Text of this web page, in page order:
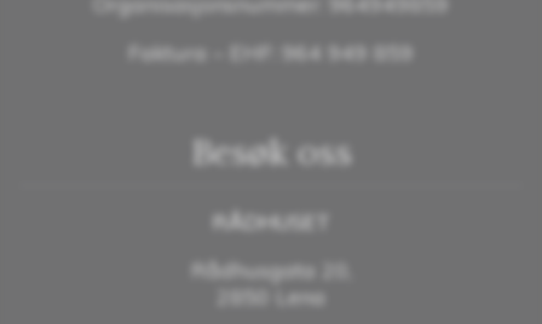
Faktura – EHF: 964 949 859
Besøk oss
RÅDHUSET
Rådhusgata 20,
2850 Lena